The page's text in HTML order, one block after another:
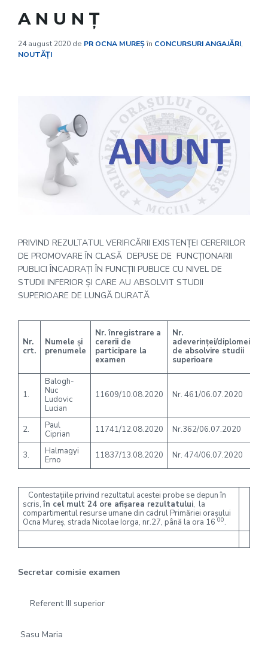
A N U N Ţ
24 august 2020 de PR OCNA MUREȘîn CONCURSURI ANGAJĂRI,
NOUTĂȚI
PRIVIND REZULTATUL VERIFICĂRII EXISTENŢEI CERERIILOR
DE PROMOVARE ÎN CLASĂ DEPUSE DE FUNCŢIONARII
PUBLICI ÎNCADRAŢI ÎN FUNCŢII PUBLICE CU NIVEL DE
STUDII INFERIOR ȘI CARE AU ABSOLVIT STUDII
SUPERIOARE DE LUNGĂ DURATĂ
Nr.
crt.
Numele şi
prenumele
Nr. înregistrare a
cererii de
participare la
examen
Nr.
adeverinţei/diplomei
de absolvire studii
superioare
1.
Balogh-
Nuc
Ludovic
Lucian
11609/10.08.2020 Nr. 461/06.07.2020
2.
Paul
Ciprian
11741/12.08.2020 Nr.362/06.07.2020
3.
Halmagyi
Erno
11837/13.08.2020 Nr. 474/06.07.2020
Contestaţiile privind rezultatul acestei probe se depun în
scris, în cel mult 24 ore afişarea rezultatului, la
compartimentul resurse umane din cadrul Primăriei oraşului
Ocna Mureş, strada Nicolae Iorga, nr.27, până la ora 16 00.
Secretar comisie examen
Referent III superior
Sasu Maria